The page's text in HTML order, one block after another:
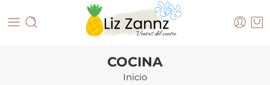
COCINA
Inicio